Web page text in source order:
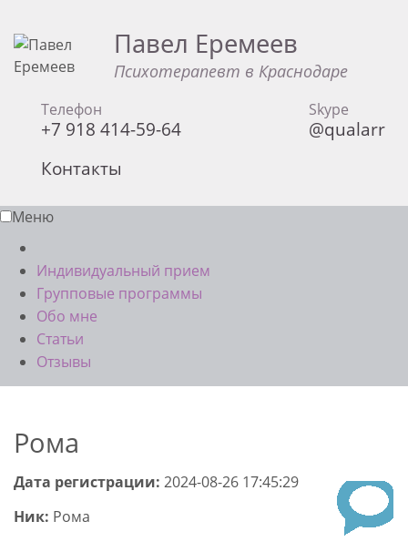
Павел Еремеев
Психотерапевт в Краснодаре
Телефон
+7 918 414-59-64
Skype
@qualarr
Контакты
Меню
Индивидуальный прием
Групповые программы
Обо мне
Статьи
Отзывы
Рома
Дата регистрации: 2024-08-26 17:45:29
Ник: Рома